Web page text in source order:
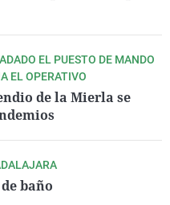
EL PUESTO DE MANDO
EL OPERATIVO
de la Mierla se
baño